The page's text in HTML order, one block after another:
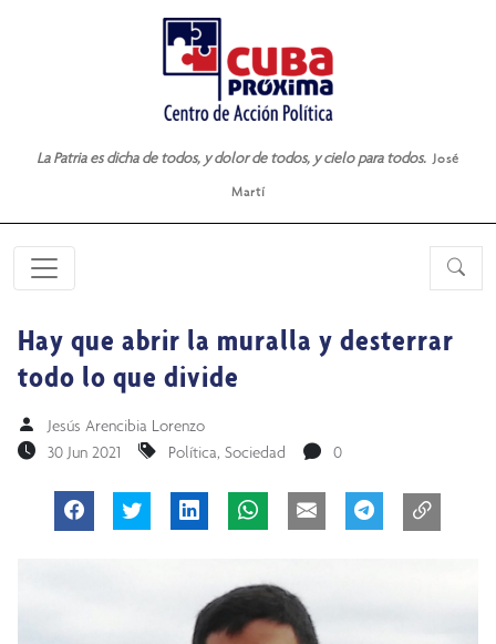
La Patria es dicha de todos, y dolor de todos, y cielo para todos. José
Martí
Hay que abrir la muralla y desterrar
todo lo que divide
Jesús Arencibia Lorenzo
30 Jun 2021
Política, Sociedad 0